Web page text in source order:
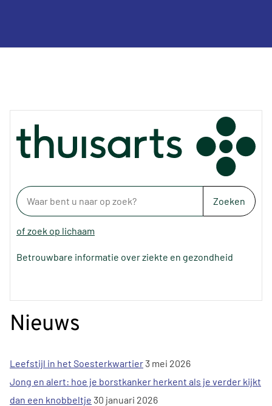
Zoeken
of zoek op lichaam
Betrouwbare informatie over ziekte en gezondheid
Nieuws
Leefstijl in het Soesterkwartier 3 mei 2026
Jong en alert: hoe je borstkanker herkent als je verder kijkt
dan een knobbeltje 30 januari 2026